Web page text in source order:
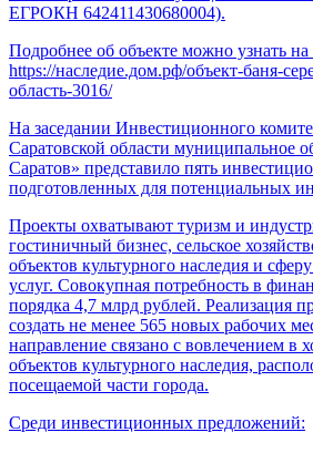
ЕГРОКН 642411430680004).
Подробнее об объекте можно узнать
https://наследие.дом.рф/объект-баня-
область-3016/
На заседании Инвестиционного
Саратовской области муниципальное
Саратов» представило пять
подготовленных для потенциальных
Проекты охватывают туризм и
гостиничный бизнес, сельское
объектов культурного наследия и
услуг. Совокупная потребность в
порядка 4,7 млрд рублей. Реализация
создать не менее 565 новых рабочих
направление связано с вовлечением в
объектов культурного наследия,
посещаемой части города.
Среди инвестиционных предложений: